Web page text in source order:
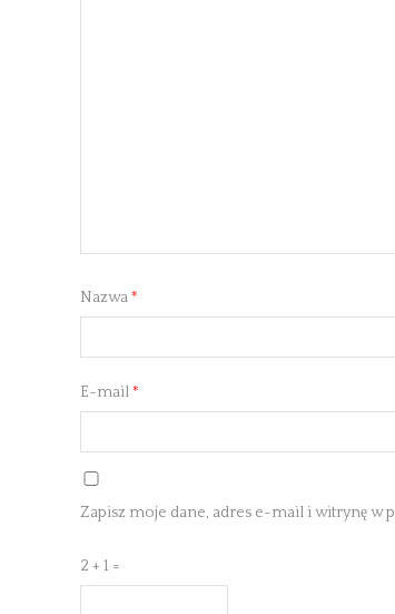
Nazwa*
E-mail*
Zapisz moje dane, adres e-mail i witrynę w
2 + 1 =